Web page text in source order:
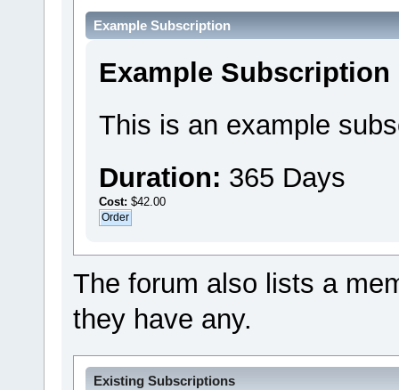
Example Subscription
Example Subscription
This is an example
Duration: 365 Days
Cost: $42.00
The forum also lists a
they have any.
Existing Subscriptions